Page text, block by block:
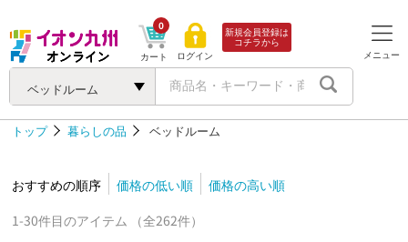
ベッドルーム
カート
0
ログイン
新規会員登録は
コチラから
メニュー
トップ 暮らしの品 ベッドルーム
おすすめの順序 価格の低い順
価格の高い順
1-30件目のアイテム （全262件）